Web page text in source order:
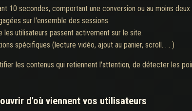
10 secondes, comportant une conversion ou au moins deux
sur l'ensemble des sessions.
les utilisateurs passent activement sur le site.
spécifiques (lecture vidéo, ajout au panier, scroll. . . )
les contenus qui retiennent l'attention, de détecter les
d'où viennent vos utilisateurs